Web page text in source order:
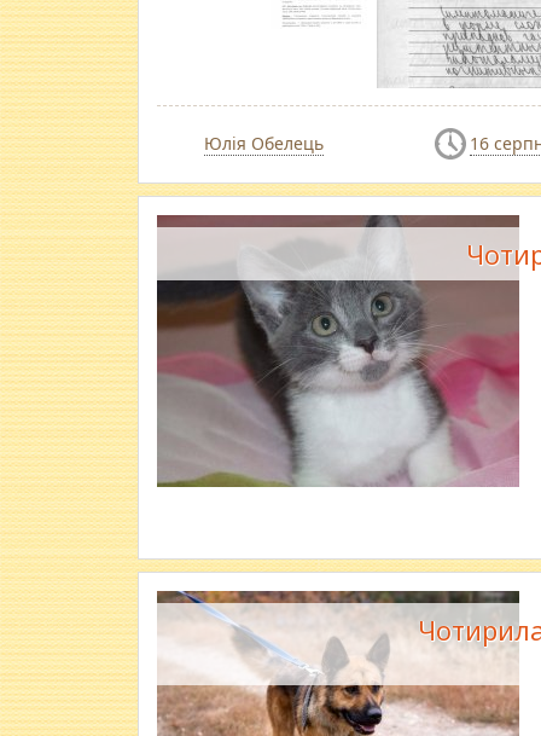
Юлія Обелець 16